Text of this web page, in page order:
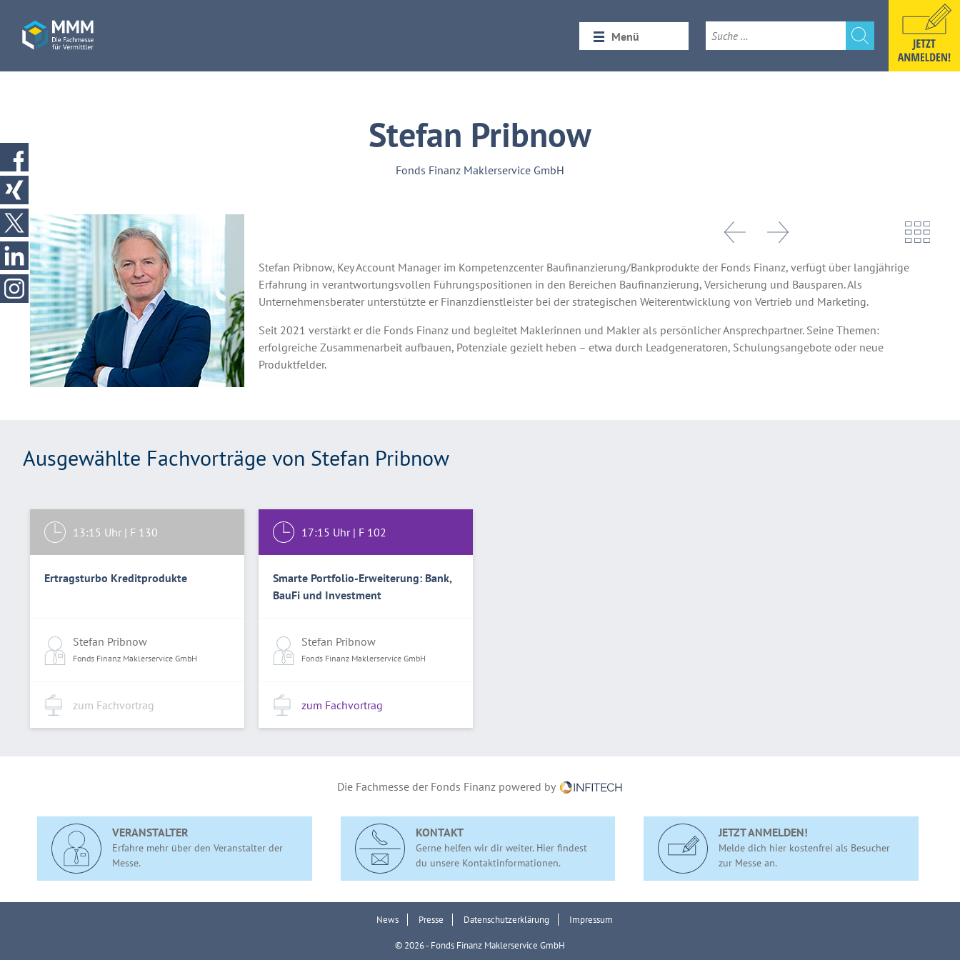
Menü
Stefan Pribnow
Fonds Finanz Maklerservice GmbH
Stefan Pribnow, Key Account Manager im Kompetenzcenter Baufinanzierung/Bankprodukte der Fonds Finanz, verfügt über langjährige
Erfahrung in verantwortungsvollen Führungspositionen in den Bereichen Baufinanzierung, Versicherung und Bausparen. Als
Unternehmensberater unterstützte er Finanzdienstleister bei der strategischen Weiterentwicklung von Vertrieb und Marketing.
Seit 2021 verstärkt er die Fonds Finanz und begleitet Maklerinnen und Makler als persönlicher Ansprechpartner. Seine Themen:
erfolgreiche Zusammenarbeit aufbauen, Potenziale gezielt heben – etwa durch Leadgeneratoren, Schulungsangebote oder neue
Produktfelder.
Ausgewählte Fachvorträge von Stefan Pribnow
13:15 Uhr | F 130
Ertragsturbo Kreditprodukte
Stefan Pribnow
Fonds Finanz Maklerservice GmbH
zum Fachvortrag
17:15 Uhr | F 102
Smarte Portfolio-Erweiterung: Bank,
BauFi und Investment
Stefan Pribnow
Fonds Finanz Maklerservice GmbH
zum Fachvortrag
Die Fachmesse der Fonds Finanz powered by
VERANSTALTER
Erfahre mehr über den Veranstalter der
Messe.
KONTAKT
Gerne helfen wir dir weiter. Hier findest
du unsere Kontaktinformationen.
JETZT ANMELDEN!
Melde dich hier kostenfrei als Besucher
zur Messe an.
News Presse Datenschutzerklärung Impressum
© 2026 - Fonds Finanz Maklerservice GmbH